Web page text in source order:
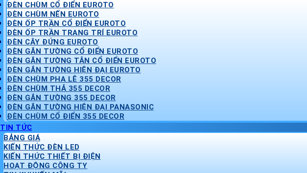
ĐÈN CHÙM CỔ ĐIỂN EUROTO
ĐÈN CHÙM NẾN EUROTO
ĐÈN ỐP TRẦN CỔ ĐIỂN EUROTO
ĐÈN ỐP TRẦN TRANG TRÍ EUROTO
ĐÈN CÂY ĐỨNG EUROTO
ĐÈN GẮN TƯỜNG CỔ ĐIỂN EUROTO
ĐÈN GẮN TƯỜNG TÂN CỔ ĐIỂN EUROTO
ĐÈN GẮN TƯỜNG HIỆN ĐẠI EUROTO
ĐÈN CHÙM PHA LÊ 355 DECOR
ĐÈN CHÙM THẢ 355 DECOR
ĐÈN GẮN TƯỜNG 355 DECOR
ĐÈN GẮN TƯỜNG HIỆN ĐẠI PANASONIC
ĐÈN CHÙM CỔ ĐIỂN 355 DECOR
TIN TỨC
BẢNG GIÁ
KIẾN THỨC ĐÈN LED
KIẾN THỨC THIẾT BỊ ĐIỆN
HOẠT ĐỘNG CÔNG TY